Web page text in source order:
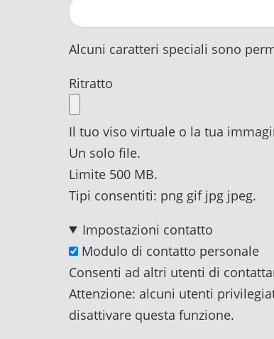
Alcuni caratteri speciali sono
Ritratto
Il tuo viso virtuale o la tua
Un solo file.
Limite 500 MB.
Tipi consentiti: png gif jpg jpeg.
Impostazioni contatto
Modulo di contatto personale
Consenti ad altri utenti di
Attenzione: alcuni utenti
disattivare questa funzione.